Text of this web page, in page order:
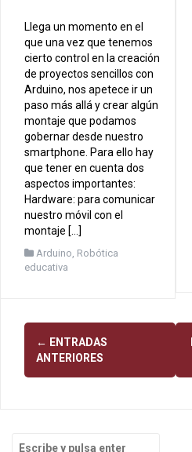
Llega un momento en el
que una vez que tenemos
cierto control en la creación
de proyectos sencillos con
Arduino, nos apetece ir un
paso más allá y crear algún
montaje que podamos
gobernar desde nuestro
smartphone. Para ello hay
que tener en cuenta dos
aspectos importantes:
Hardware: para comunicar
nuestro móvil con el
montaje […]
Arduino, Robótica
educativa
N
a
e
← ENTRADAS
ANTERIORES